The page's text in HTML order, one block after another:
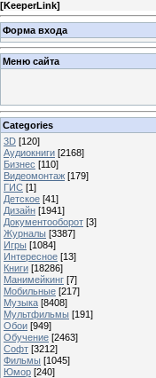
[KeeperLink]
Форма входа
Меню сайта
Categories
3D [120]
Аудиокниги [2168]
Бизнес [110]
Видеомонтаж [179]
ГИС [1]
Детское [41]
Дизайн [1941]
Документооборот [3]
Журналы [3387]
Игры [1084]
Интересное [13]
Книги [18286]
Манимейкинг [7]
Мобильные [217]
Музыка [8408]
Мультфильмы [191]
Обои [949]
Обучение [2463]
Софт [3212]
Фильмы [1045]
Юмор [240]